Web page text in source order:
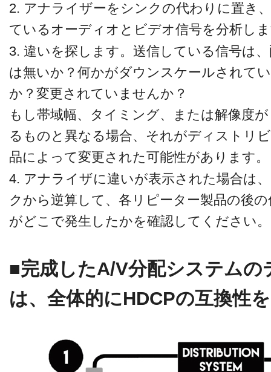
2. アナライザーをシンクの代わりに置き
ているオーディオとビデオ信号を分析し
3. 違いを探します。送信している信号は
は無いか？何かがダウンスケールされて
か？変更されていませんか？
もし帯域幅、タイミング、または解像度
るものと異なる場合、それがディストリ
品によって変更された可能性があります。
4. アナライザに違いが表示された場合は
クから逆算して、各リピーター製品の後
がどこで発生したかを確認してください。
■完成したA/V分配システムの
は、全体的にHDCPの互換性